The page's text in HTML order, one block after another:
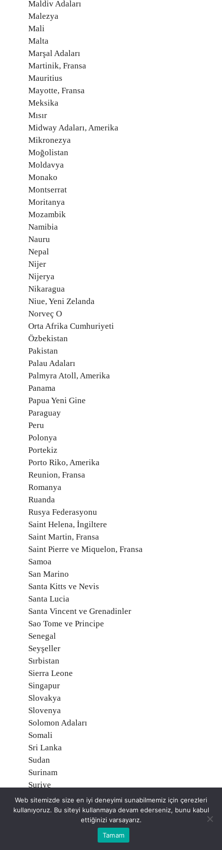
Maldiv Adaları
Malezya
Mali
Malta
Marşal Adaları
Martinik, Fransa
Mauritius
Mayotte, Fransa
Meksika
Mısır
Midway Adaları, Amerika
Mikronezya
Moğolistan
Moldavya
Monako
Montserrat
Moritanya
Mozambik
Namibia
Nauru
Nepal
Nijer
Nijerya
Nikaragua
Niue, Yeni Zelanda
Norveç O
Orta Afrika Cumhuriyeti
Özbekistan
Pakistan
Palau Adaları
Palmyra Atoll, Amerika
Panama
Papua Yeni Gine
Paraguay
Peru
Polonya
Portekiz
Porto Riko, Amerika
Reunion, Fransa
Romanya
Ruanda
Rusya Federasyonu
Saint Helena, İngiltere
Saint Martin, Fransa
Saint Pierre ve Miquelon, Fransa
Samoa
San Marino
Santa Kitts ve Nevis
Santa Lucia
Santa Vincent ve Grenadinler
Sao Tome ve Principe
Senegal
Seyşeller
Sırbistan
Sierra Leone
Singapur
Slovakya
Slovenya
Solomon Adaları
Somali
Sri Lanka
Sudan
Surinam
Suriye
Suudi Arabistan
Svalbard, Norveç
Web sitemizde size en iyi deneyimi sunabilmemiz için çerezleri
kullanıyoruz. Bu siteyi kullanmaya devam ederseniz, bunu kabul
ettiğinizi varsayarız.
Tamam